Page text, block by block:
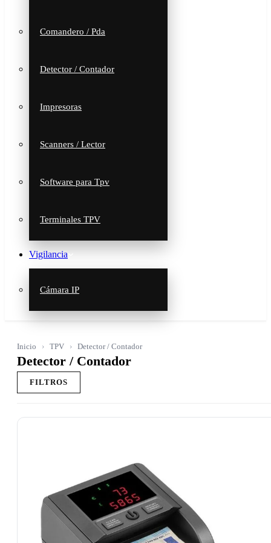
Comandero / Pda
Detector / Contador
Impresoras
Scanners / Lector
Software para Tpv
Terminales TPV
Vigilancia
Cámara IP
Inicio TPV Detector / Contador
Detector / Contador
FILTROS